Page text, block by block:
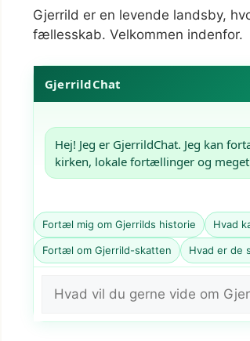
Gjerrild er en levende landsby,
fællesskab. Velkommen indenfor.
GjerrildChat
Hej! Jeg er GjerrildChat. Jeg kan
kirken, lokale fortællinger og
Fortæl mig om Gjerrilds historie Hvad
Fortæl om Gjerrild-skatten Hvad er de